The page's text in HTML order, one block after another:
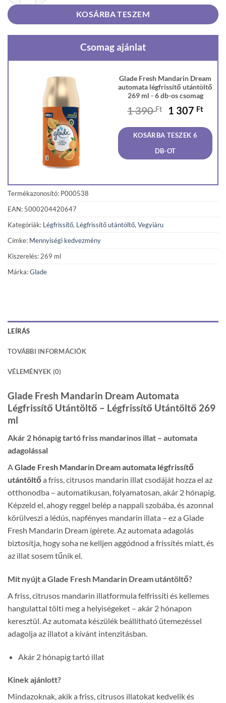
KOSÁRBA TESZEM
Csomag ajánlat
Glade Fresh Mandarin Dream
automata légfrissítő utántöltő
269 ml - 6 db-os csomag
1 390Ft
Original
was:
1
390 Ft.
1 307 Ft
is:
307
KOSÁRBA TESZEK 6
DB-OT
Termékazonosító: P000538
EAN: 5000204420647
Kategóriák: Légfrissítő, Légfrissítő utántöltő, Vegyiáru
Címke: Mennyiségi kedvezmény
Kiszerelés: 269 ml
Márka:Glade
LEÍRÁS
TOVÁBBI INFORMÁCIÓK
VÉLEMÉNYEK (0)
Glade Fresh Mandarin Dream Automata
Légfrissítő Utántöltő – Légfrissítő Utántöltő 269
ml
Akár 2 hónapig tartó friss mandarinos illat – automata
adagolással
AGlade Fresh Mandarin Dream automata légfrissítő
utántöltőa friss, citrusos mandarin illat csodáját hozza el az
otthonodba – automatikusan, folyamatosan, akár 2 hónapig.
Képzeld el, ahogy reggel belép a nappali szobába, és azonnal
körülveszi a lédús, napfényes mandarin illata – ez a Glade
Fresh Mandarin Dream ígérete. Az automata adagolás
biztosítja, hogy soha ne kelljen aggódnod a frissítés miatt, és
az illat sosem tűnik el.
Mit nyújt a Glade Fresh Mandarin Dream utántöltő?
A friss, citrusos mandarin illatformula felfrissíti és kellemes
hangulattal tölti meg a helyiségeket – akár 2 hónapon
keresztül. Az automata készülék beállítható ütemezéssel
adagolja az illatot a kívánt intenzitásban.
Akár 2 hónapig tartó illat
Kinek ajánlott?
Mindazoknak, akik a friss, citrusos illatokat kedvelik és